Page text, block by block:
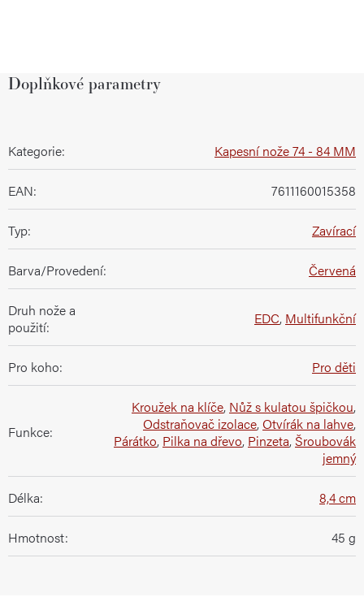
Doplňkové parametry
Kategorie: Kapesní nože 74 - 84 MM
EAN: 7611160015358
Typ: Zavírací
Barva/Provedení: Červená
Druh nože a
použití: EDC, Multifunkční
Pro koho: Pro děti
Funkce:
Kroužek na klíče, Nůž s kulatou špičkou,
Odstraňovač izolace,Otvírák na lahve,
Párátko, Pilka na dřevo, Pinzeta, Šroubovák
jemný
Délka: 8,4 cm
Hmotnost: 45 g